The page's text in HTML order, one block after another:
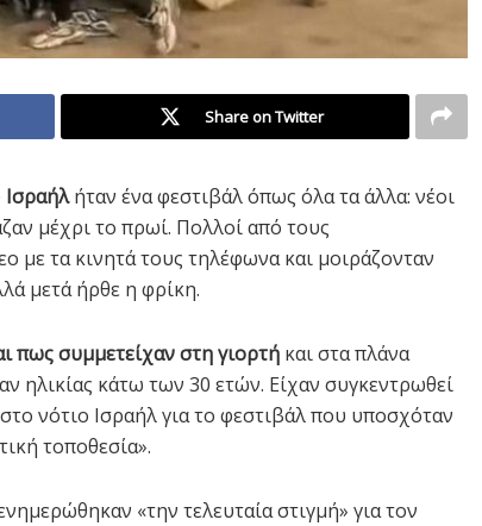
Share on Twitter
Ισραήλήταν ένα φεστιβάλ όπως όλα τα άλλα: νέοι
μέχρι το πρωί. Πολλοί από τους
με τα κινητά τους τηλέφωνα και μοιράζονταν
μετά ήρθε η φρίκη.
πως συμμετείχαν στη γιορτή και στα πλάνα
ηλικίας κάτω των 30 ετών. Είχαν συγκεντρωθεί
νότιο Ισραήλ για το φεστιβάλ που υποσχόταν
τοποθεσία».
«την τελευταία στιγμή» για τον